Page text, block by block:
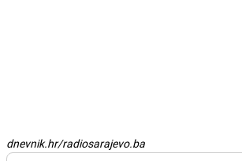
dnevnik.hr/radiosarajevo.ba